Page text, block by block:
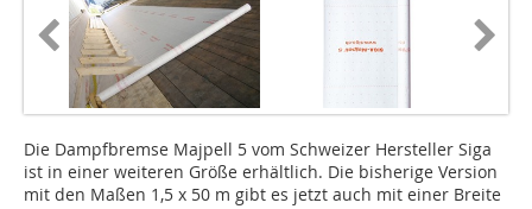
Die Dampfbremse Majpell 5 vom Schweizer Hersteller Siga
ist in einer weiteren Größe erhältlich. Die bisherige Version
mit den Maßen 1,5 x 50 m gibt es jetzt auch mit einer Breite